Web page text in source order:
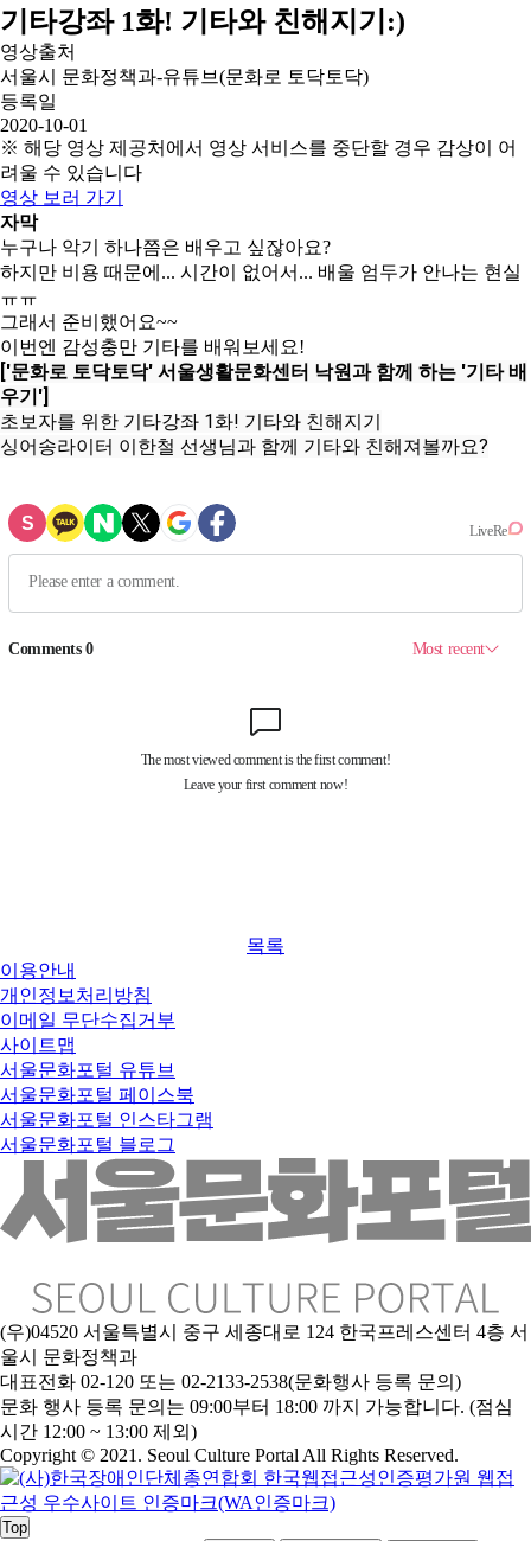
기타강좌 1화! 기타와 친해지기:)
영상출처
서울시 문화정책과-유튜브(문화로 토닥토닥)
등록일
2020-10-01
※ 해당 영상 제공처에서 영상 서비스를 중단할 경우 감상이 어
려울 수 있습니다
영상 보러 가기
자막
누구나 악기 하나쯤은 배우고 싶잖아요?
하지만 비용 때문에... 시간이 없어서... 배울 엄두가 안나는 현실
ㅠㅠ
그래서 준비했어요~~
이번엔 감성충만 기타를 배워보세요!
['문화로 토닥토닥' 서울생활문화센터 낙원과 함께 하는 '기타 배
우기']
초보자를 위한 기타강좌 1화! 기타와 친해지기
싱어송라이터 이한철 선생님과 함께 기타와 친해져볼까요?
목록
이용안내
개인정보처리방침
이메일 무단수집거부
사이트맵
서울문화포털 유튜브
서울문화포털 페이스북
서울문화포털 인스타그램
서울문화포털 블로그
(우)04520 서울특별시 중구 세종대로 124 한국프레스센터 4층 서
울시 문화정책과
대표전화 02-120 또는 02-2133-2538(문화행사 등록 문의)
문화 행사 등록 문의는 09:00부터 18:00 까지 가능합니다. (점심
시간 12:00 ~ 13:00 제외)
Copyright © 2021. Seoul Culture Portal All Rights Reserved.
Top